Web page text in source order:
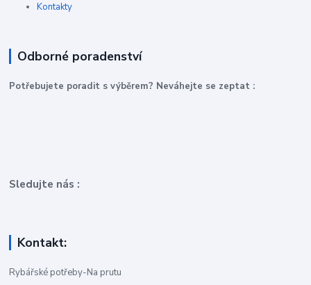
Kontakty
Odborné poradenství
Potřebujete poradit s výběrem? Neváhejte se zeptat :
Sledujte nás :
Kontakt:
Rybářské potřeby-Na prutu